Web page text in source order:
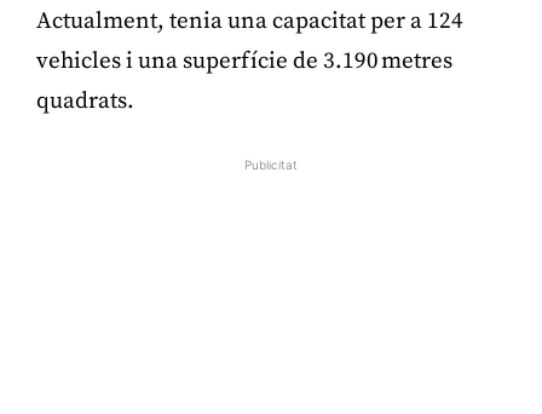
Actualment, tenia una capacitat per a 124
vehicles i una superfície de 3.190 metres
quadrats.
Publicitat